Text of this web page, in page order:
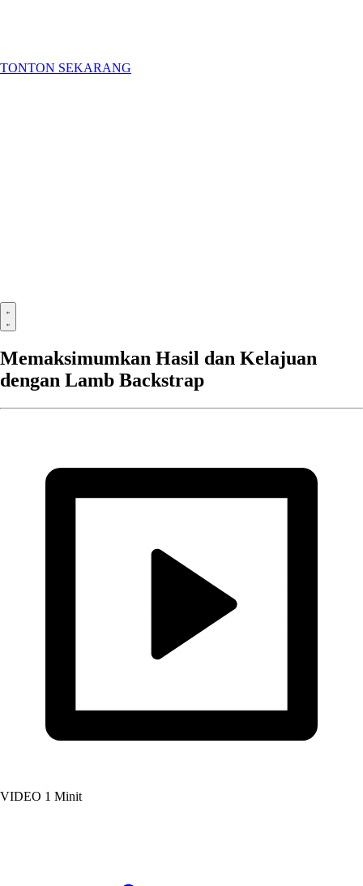
TONTON SEKARANG
Memaksimumkan Hasil dan Kelajuan
dengan Lamb Backstrap
VIDEO 1 Minit